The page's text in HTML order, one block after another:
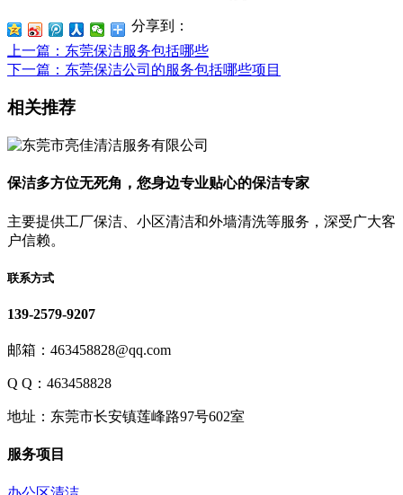
分享到：
上一篇 ：东莞保洁服务包括哪些
下一篇 ：东莞保洁公司的服务包括哪些项目
相关推荐
保洁多方位无死角，您身边专业贴心的保洁专家
主要提供工厂保洁、小区清洁和外墙清洗等服务，深受广大客
户信赖。
联系方式
139-2579-9207
邮箱：463458828@qq.com
Q Q：463458828
地址：东莞市长安镇莲峰路97号602室
服务项目